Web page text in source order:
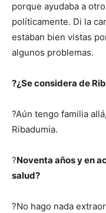
porque ayudaba a
políticamente. Di la
estaban bien vistas
algunos problemas.
?¿Se considera de
?Aún tengo familia
Ribadumia.
?Noventa años y en
salud?
?No hago nada